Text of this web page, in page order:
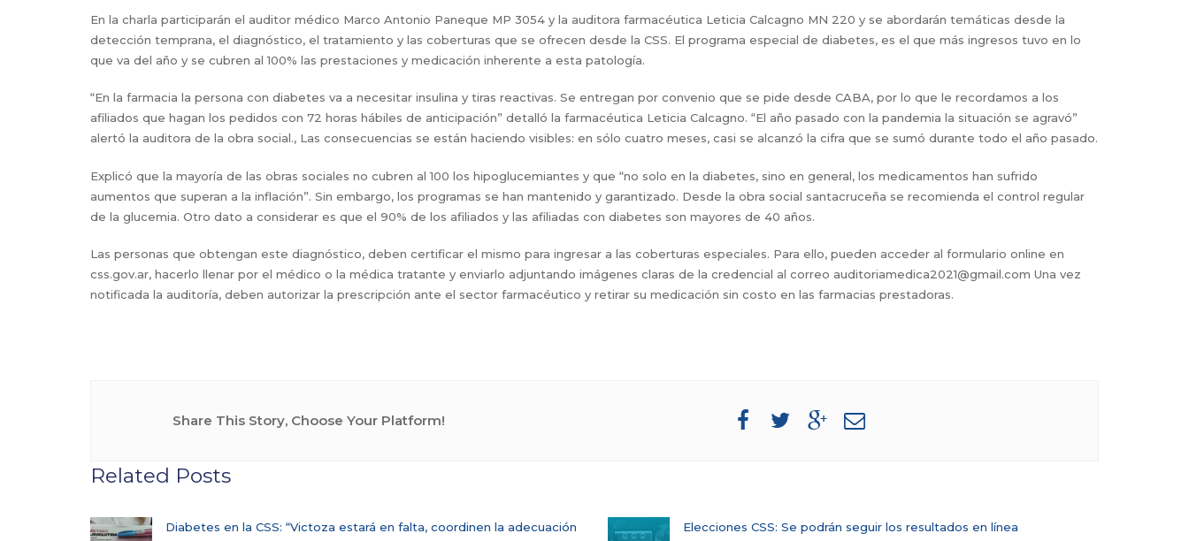
En la charla participarán el auditor médico Marco Antonio Paneque MP 3054 y la auditora farmacéutica Leticia Calcagno MN 220 y se abordarán temáticas desde la
detección temprana, el diagnóstico, el tratamiento y las coberturas que se ofrecen desde la CSS. El programa especial de diabetes, es el que más ingresos tuvo en lo
que va del año y se cubren al 100% las prestaciones y medicación inherente a esta patología.
“En la farmacia la persona con diabetes va a necesitar insulina y tiras reactivas. Se entregan por convenio que se pide desde CABA, por lo que le recordamos a los
afiliados que hagan los pedidos con 72 horas hábiles de anticipación” detalló la farmacéutica Leticia Calcagno. “El año pasado con la pandemia la situación se agravó”
alertó la auditora de la obra social., Las consecuencias se están haciendo visibles: en sólo cuatro meses, casi se alcanzó la cifra que se sumó durante todo el año pasado.
Explicó que la mayoría de las obras sociales no cubren al 100 los hipoglucemiantes y que “no solo en la diabetes, sino en general, los medicamentos han sufrido
aumentos que superan a la inflación”. Sin embargo, los programas se han mantenido y garantizado. Desde la obra social santacruceña se recomienda el control regular
de la glucemia. Otro dato a considerar es que el 90% de los afiliados y las afiliadas con diabetes son mayores de 40 años.
Las personas que obtengan este diagnóstico, deben certificar el mismo para ingresar a las coberturas especiales. Para ello, pueden acceder al formulario online en
css.gov.ar, hacerlo llenar por el médico o la médica tratante y enviarlo adjuntando imágenes claras de la credencial al correo auditoriamedica2021@gmail.com Una vez
notificada la auditoría, deben autorizar la prescripción ante el sector farmacéutico y retirar su medicación sin costo en las farmacias prestadoras.
Share This Story, Choose Your Platform!
Related Posts
Diabetes en la CSS: “Victoza estará en falta, coordinen la adecuación
Elecciones CSS: Se podrán seguir los resultados en línea